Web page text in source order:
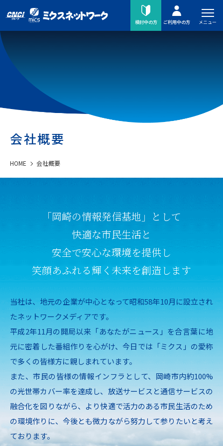
検討中の方 ご利用中の方 メニュー
会社概要
HOME 会社概要
「岡崎の情報発信基地」として
快適な市民生活と
安全で安心な環境を提供し
笑顔あふれる輝く未来を創造します
当社は、地元の企業が中心となって昭和58年10月に設立され
たネットワークメディアです。
平成2年11月の開局以来「あなたがニュース」を合言葉に地
元に密着した番組作りを心がけ、今日では「ミクス」の愛称
で多くの皆様方に親しまれています。
また、市民の皆様の情報インフラとして、岡崎市内約100%
の光世帯カバー率を達成し、 放送サービスと通信サービスの
融合化を図りながら、 より快適で活力のある市民生活のため
の環境作りに、 今後とも微力ながら努力して参りたいと考え
ております。